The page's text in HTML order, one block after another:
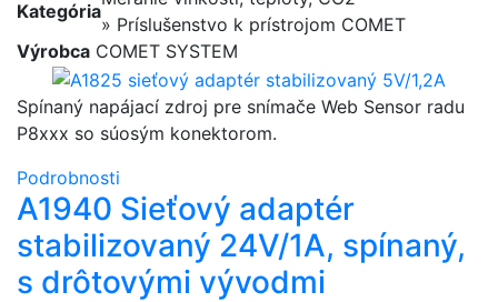
Kategória
» Príslušenstvo k prístrojom COMET
Výrobca COMET SYSTEM
Spínaný napájací zdroj pre snímače Web Sensor radu
P8xxx so súosým konektorom.
Podrobnosti
A1940 Sieťový adaptér
stabilizovaný 24V/1A, spínaný,
s drôtovými vývodmi